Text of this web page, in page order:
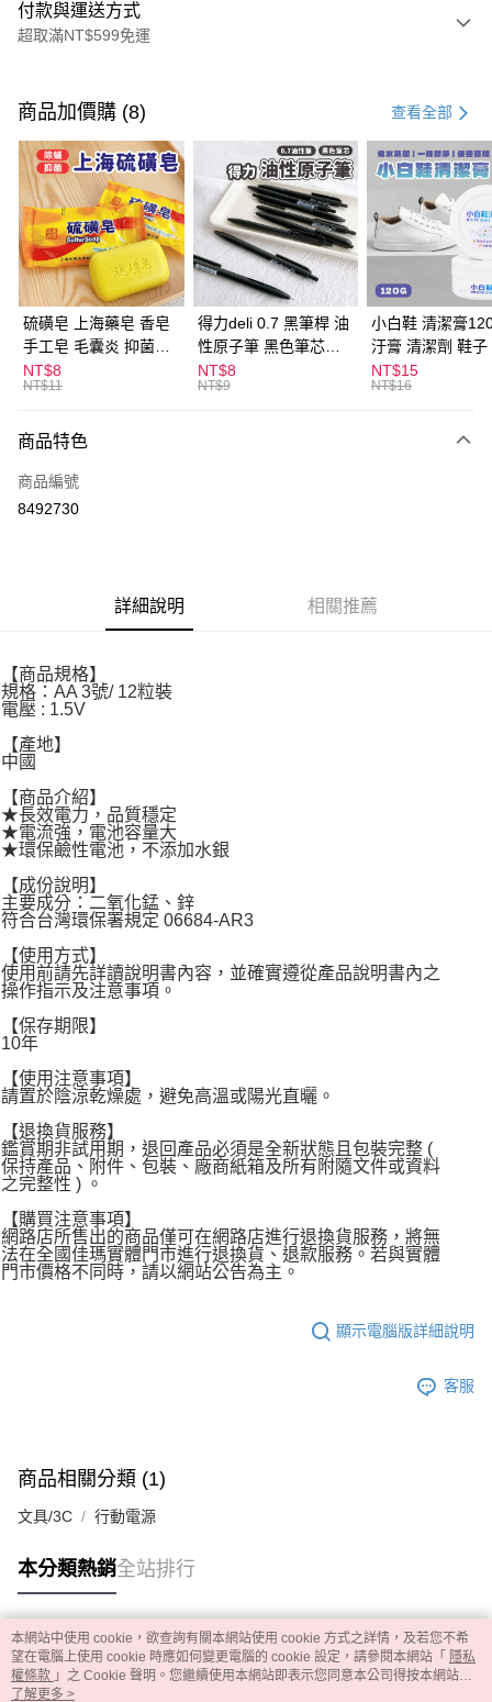
付款與運送方式
超取滿NT$599免運
信用卡一次付款
超商取貨付款
LINE Pay
Apple Pay
街口支付
悠遊付
ATM付款
全家取貨付款
每筆NT$60，滿NT$599(含以上)免運費
付款後全家取貨
每筆NT$60，滿NT$599(含以上)免運費
每筆NT$60，滿NT$599(含以上)免運費
每筆NT$120，滿NT$1,999(含以上)免運費
商品加價購 (8) 查看全部
硫磺皂 上海藥皂 香皂
手工皂 毛囊炎 抑菌除
蟎 清潔護膚 去油去痘
寵物皮膚病 狗狗貓咪
NT$8
NT$11
得力deli 0.7 黑筆桿 油
性原子筆 黑色筆芯
S304
NT$8
NT$9
小白鞋 清潔膏
汙膏 清潔劑 鞋子
漬 白皮鞋 鞋油
NT$15
NT$16
商品特色
商品編號
8492730
詳細說明 相關推薦
【商品規格】
規格：AA 3號/ 12粒裝
電壓 : 1.5V
【產地】
中國
【商品介紹】
★長效電力，品質穩定
★電流強，電池容量大
★環保鹼性電池，不添加水銀
【成份說明】
主要成分：二氧化錳、鋅
符合台灣環保署規定 06684-AR3
【使用方式】
使用前請先詳讀說明書內容，並確實遵從產品說明書內之
操作指示及注意事項。
【保存期限】
10年
【使用注意事項】
請置於陰涼乾燥處，避免高溫或陽光直曬。
【退換貨服務】
鑑賞期非試用期，退回產品必須是全新狀態且包裝完整 (
保持產品、附件、包裝、廠商紙箱及所有附隨文件或資料
之完整性 ) 。
【購買注意事項】
網路店所售出的商品僅可在網路店進行退換貨服務，將無
法在全國佳瑪實體門市進行退換貨、退款服務。若與實體
門市價格不同時，請以網站公告為主。
顯示電腦版詳細說明
客服
商品相關分類 (1)
文具/3C 行動電源
本分類熱銷全站排行
熱門標籤
本網站中使用 cookie，欲查詢有關本網站使用 cookie 方式之詳情，及若您不希
望在電腦上使用 cookie 時應如何變更電腦的 cookie 設定，請參閱本網站「 隱私
權條款 」之 Cookie 聲明。您繼續使用本網站即表示您同意本公司得按本網站使
用條款之 Cookie 聲明使用 cookie。
了解更多 >